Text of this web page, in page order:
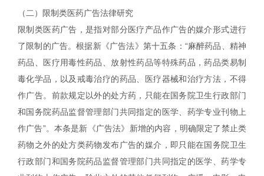
（二）限制类医药广告法律研究
限制类医药广告，是指对部分医疗产品作广告的媒介形式进行
了限制的广告。根据新《广告法》第十五条：“麻醉药品、精神
药品、医疗用毒性药品、放射性药品等特殊药品，药品类易制
毒化学品，以及戒毒治疗的药品、医疗器械和治疗方法，不得
作广告。前款规定以外的处方药，只能在国务院卫生行政部门
和国务院药品监督管理部门共同指定的医学、药学专业刊物上
作广告”。本条是新《广告法》新增的内容，明确限定了禁止类
药物之外的处方类药物发布广告的媒介，即只能在国务院卫生
行政部门和国务院药品监督管理部门共同指定的医学、药学专